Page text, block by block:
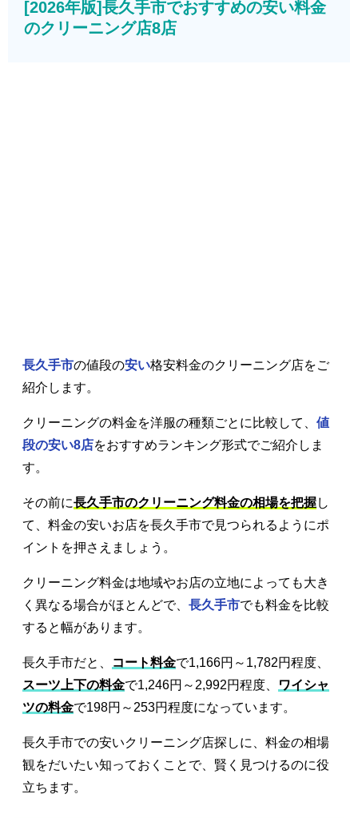
[2026年版]長久手市でおすすめの安い料金
のクリーニング店8店
長久手市の値段の安い格安料金のクリーニング店をご
紹介します。
クリーニングの料金を洋服の種類ごとに比較して、 値
段の安い8店をおすすめランキング形式でご紹介しま
す。
その前に長久手市のクリーニング料金の相場を把握し
て、料金の安いお店を長久手市で見つられるようにポ
イントを押さえましょう。
クリーニング料金は地域やお店の立地によっても大き
く異なる場合がほとんどで、 長久手市でも料金を比較
すると幅があります。
長久手市だと、 コート料金で1,166円～1,782円程度、
スーツ上下の料金で1,246円～2,992円程度、
ワイシャ
ツの料金で198円～253円程度になっています。
長久手市での安いクリーニング店探しに、料金の相場
観をだいたい知っておくことで、賢く見つけるのに役
立ちます。